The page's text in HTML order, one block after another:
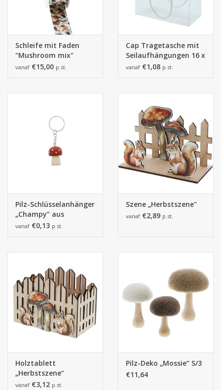
Schleife mit Faden
"Mushroom mix"
vanaf €15,00 p.st.
Cap Tragetasche mit
Seilaufhängungen 16 x
8 cm
vanaf €1,08 p.st.
Pilz-Schlüsselanhänger
„Champy“ aus
Terrakotta
vanaf €0,13 p.st.
Szene „Herbstszene"
vanaf €2,89 p.st.
Holztablett
„Herbstszene“
vanaf €3,12 p.st.
Pilz-Deko „Mossie“ S/3
€11,64